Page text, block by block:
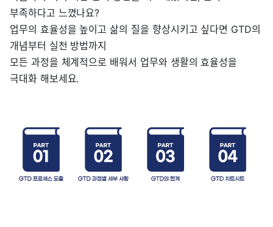
부족하다고 느꼈나요?
업무의 효율성을 높이고 삶의 질을 향상시키고 싶다면 GTD의
개념부터 실천 방법까지
모든 과정을 체계적으로 배워서 업무와 생활의 효율성을
극대화 해보세요.